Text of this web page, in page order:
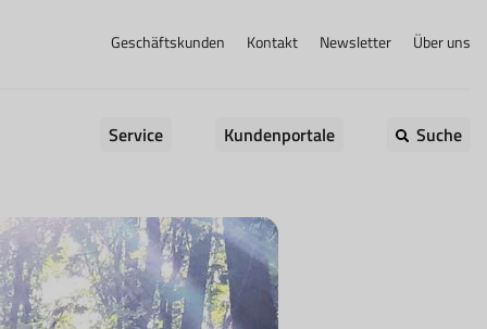
Geschäftskunden Kontakt Newsletter Über uns
Service Kundenportale Suche